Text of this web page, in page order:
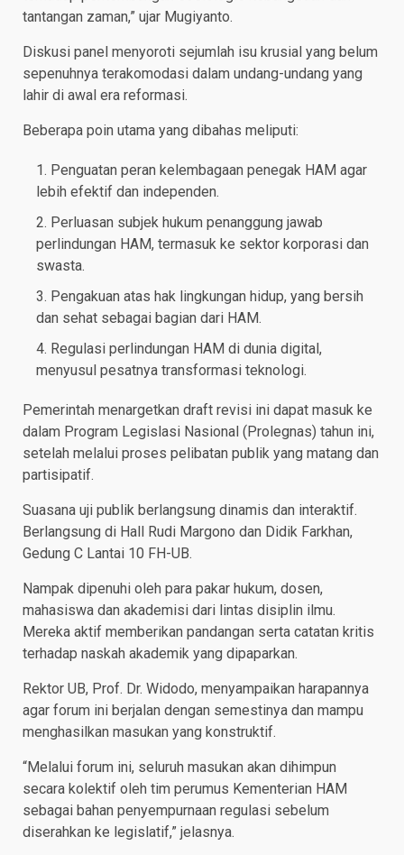
tantangan zaman,” ujar Mugiyanto.
Diskusi panel menyoroti sejumlah isu krusial yang belum
sepenuhnya terakomodasi dalam undang-undang yang
lahir di awal era reformasi.
Beberapa poin utama yang dibahas meliputi:
Penguatan peran kelembagaan penegak HAM agar
lebih efektif dan independen.
Perluasan subjek hukum penanggung jawab
perlindungan HAM, termasuk ke sektor korporasi dan
swasta.
Pengakuan atas hak lingkungan hidup, yang bersih
dan sehat sebagai bagian dari HAM.
Regulasi perlindungan HAM di dunia digital,
menyusul pesatnya transformasi teknologi.
Pemerintah menargetkan draft revisi ini dapat masuk ke
dalam Program Legislasi Nasional (Prolegnas) tahun ini,
setelah melalui proses pelibatan publik yang matang dan
partisipatif.
Suasana uji publik berlangsung dinamis dan interaktif.
Berlangsung di Hall Rudi Margono dan Didik Farkhan,
Gedung C Lantai 10 FH-UB.
Nampak dipenuhi oleh para pakar hukum, dosen,
mahasiswa dan akademisi dari lintas disiplin ilmu.
Mereka aktif memberikan pandangan serta catatan kritis
terhadap naskah akademik yang dipaparkan.
Rektor UB, Prof. Dr. Widodo, menyampaikan harapannya
agar forum ini berjalan dengan semestinya dan mampu
menghasilkan masukan yang konstruktif.
“Melalui forum ini, seluruh masukan akan dihimpun
secara kolektif oleh tim perumus Kementerian HAM
sebagai bahan penyempurnaan regulasi sebelum
diserahkan ke legislatif,” jelasnya.